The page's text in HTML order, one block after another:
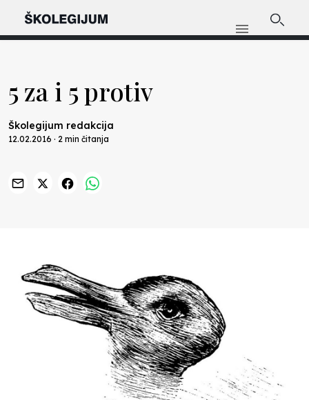
5 za i 5 protiv
Školegijum redakcija
12.02.2016 · 2 min čitanja